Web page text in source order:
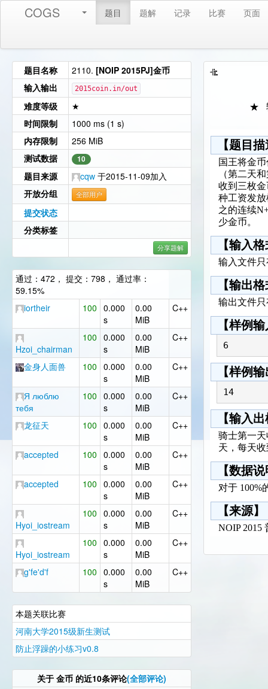
COGS 题目 题解 记录 比赛 页面
题目名称 2110. [NOIP 2015PJ]金币
输入输出
2015coin.in/out
难度等级
★
时间限制
1000 ms (1 s)
内存限制
256 MiB
测试数据
10
题目来源 cqw 于2015-11-09加入
开放分组
全部用户
提交状态
分类标签
分享题解
通过：472， 提交：798， 通过率：
59.15%
iortheir
100 0.000
s
0.00
MiB
C++
Hzoi_chairman
100 0.000
s
0.00
MiB
C++
金身人面兽 100 0.000
s
0.00
MiB
C++
Я люблю
тебя
100 0.000
s
0.00
MiB
C++
龙征天 100 0.000
s
0.00
MiB
C++
accepted 100 0.000
s
0.00
MiB
C++
accepted 100 0.000
s
0.00
MiB
C++
Hyoi_iostream
100 0.000
s
0.00
MiB
C++
Hyoi_iostream
100 0.000
s
0.00
MiB
C++
g'fe'd'f 100 0.000
s
0.00
MiB
C++
本题关联比赛
河南大学2015级新生测试
防止浮躁的小练习v0.8
关于 金币 的近10条评论(全部评论)
★
【题目
国王将金
（第二天
收到三枚
种工资发
之的连续
少金币。
【输入
输入文件
【输出
输出文件
【样例
6
【样例
14
【输入
骑士第一
天，每天
【数据
对于 100%
【来源】
NOIP 2015